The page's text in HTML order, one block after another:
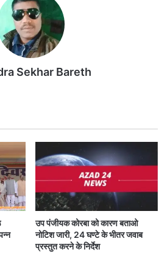
Sekhar Bareth
उप पंजीयक कोरबा को कारण बताओ
नोटिश जारी, 24 घण्टे के भीतर जवाब
प्रस्तुत करने के निर्देश